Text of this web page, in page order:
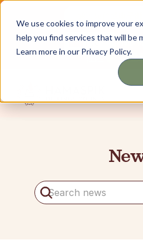
We use cookies to improve your
help you find services that will be
Learn more in our Privacy Policy.
中文 为纽约
社区 登